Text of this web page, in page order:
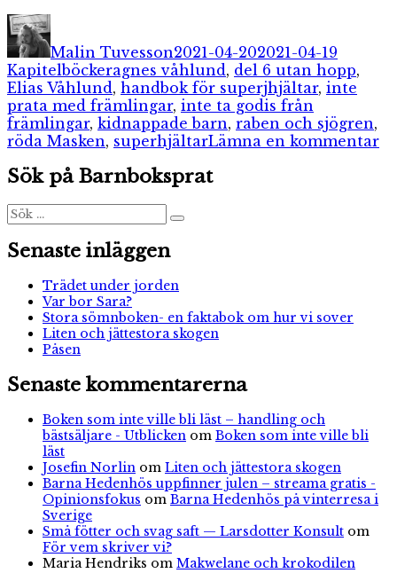
Författare
Malin Tuvesson2021-04-202021-04-19
KapitelböckerEtiketter
agnes våhlund, del 6 utan hopp,
Elias Våhlund, handbok för superjhjältar, inte
prata med främlingar, inte ta godis från
främlingar, kidnappade barn, raben och sjögren,
röda Masken, superhjältarLämna en kommentar
Sök på Barnboksprat
Sök
efter:
Sök
Senaste inläggen
Trädet under jorden
Var bor Sara?
Stora sömnboken- en faktabok om hur vi sover
Liten och jättestora skogen
Påsen
Senaste kommentarerna
Boken som inte ville bli läst – handling och
bästsäljare - Utblicken om Boken som inte ville bli
läst
Josefin Norlin om Liten och jättestora skogen
Barna Hedenhös uppfinner julen – streama gratis -
Opinionsfokus om Barna Hedenhös på vinterresa i
Sverige
Små fötter och svag saft — Larsdotter Konsult om
För vem skriver vi?
Maria Hendriks om Makwelane och krokodilen